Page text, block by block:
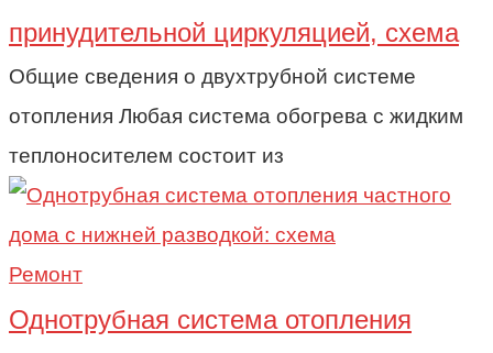
принудительной циркуляцией, схема
Общие сведения о двухтрубной системе
отопления Любая система обогрева с жидким
теплоносителем состоит из
Ремонт
Однотрубная система отопления